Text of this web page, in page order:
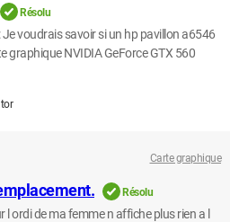
Résolu
voudrais savoir si un hp pavillon a6546
graphique NVIDIA GeForce GTX 560
Carte graphique
Résolu
l ordi de ma femme n affiche plus rien a l